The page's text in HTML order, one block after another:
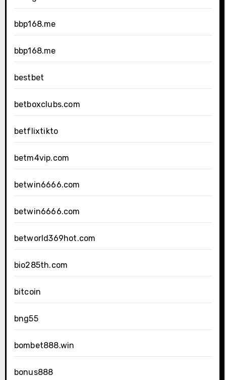
bbp168.me
bbp168.me
bestbet
betboxclubs.com
betflixtikto
betm4vip.com
betwin6666.com
betwin6666.com
betworld369hot.com
bio285th.com
bitcoin
bng55
bombet888.win
bonus888